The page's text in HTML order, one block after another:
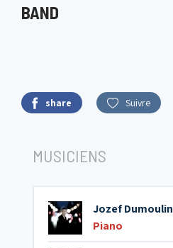
BAND
share Suivre
MUSICIENS
Jozef Dumoulin
Piano